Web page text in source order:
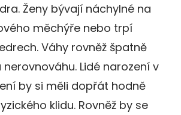
Ženy bývají náchylné na
měchýře nebo trpí
Váhy rovněž špatně
Lidé narození v
by si měli dopřát hodně
klidu. Rovněž by se